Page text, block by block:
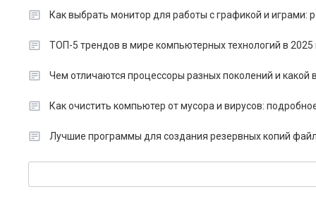
Как выбрать монитор для работы с графикой и играми:
ТОП-5 трендов в мире компьютерных технологий в 2025
Чем отличаются процессоры разных поколений и какой
Как очистить компьютер от мусора и вирусов:
Лучшие программы для создания резервных копий